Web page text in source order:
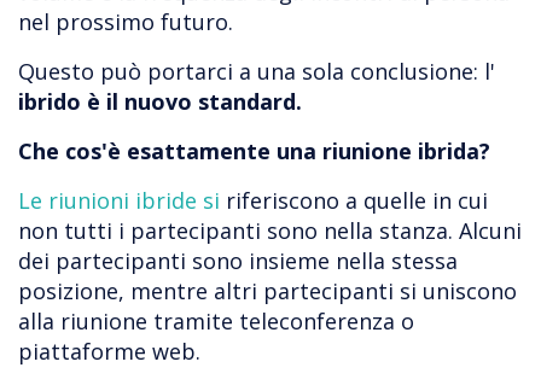
nel prossimo futuro.
Questo può portarci a una sola conclusione: l'
ibrido è il nuovo standard.
Che cos'è esattamente una riunione ibrida?
Le riunioni ibride si riferiscono a quelle in cui
non tutti i partecipanti sono nella stanza. Alcuni
dei partecipanti sono insieme nella stessa
posizione, mentre altri partecipanti si uniscono
alla riunione tramite teleconferenza o
piattaforme web.